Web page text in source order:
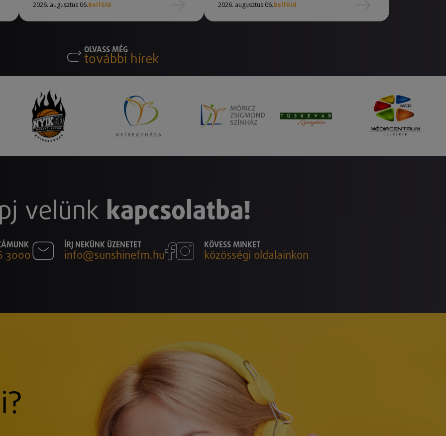
2026. augusztus 06.Belföld 2026. augusztus 06.Belföld
OLVASS MÉG
további hírek
velünk kapcsolatba!
3000
ÍRJ NEKÜNK ÜZENETET
info@sunshinefm.hu
KÖVESS MINKET
közösségi oldalainkon